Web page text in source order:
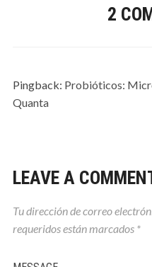
2
Pingback: Probióticos:
Quanta
LEAVE A
Tu dirección de correo
requeridos están marcados *